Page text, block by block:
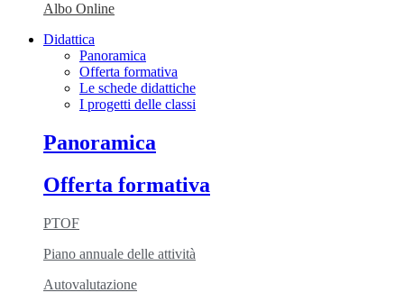
Albo Online
Didattica
Panoramica
Offerta formativa
Le schede didattiche
I progetti delle classi
Panoramica
Offerta formativa
PTOF
Piano annuale delle attività
Autovalutazione